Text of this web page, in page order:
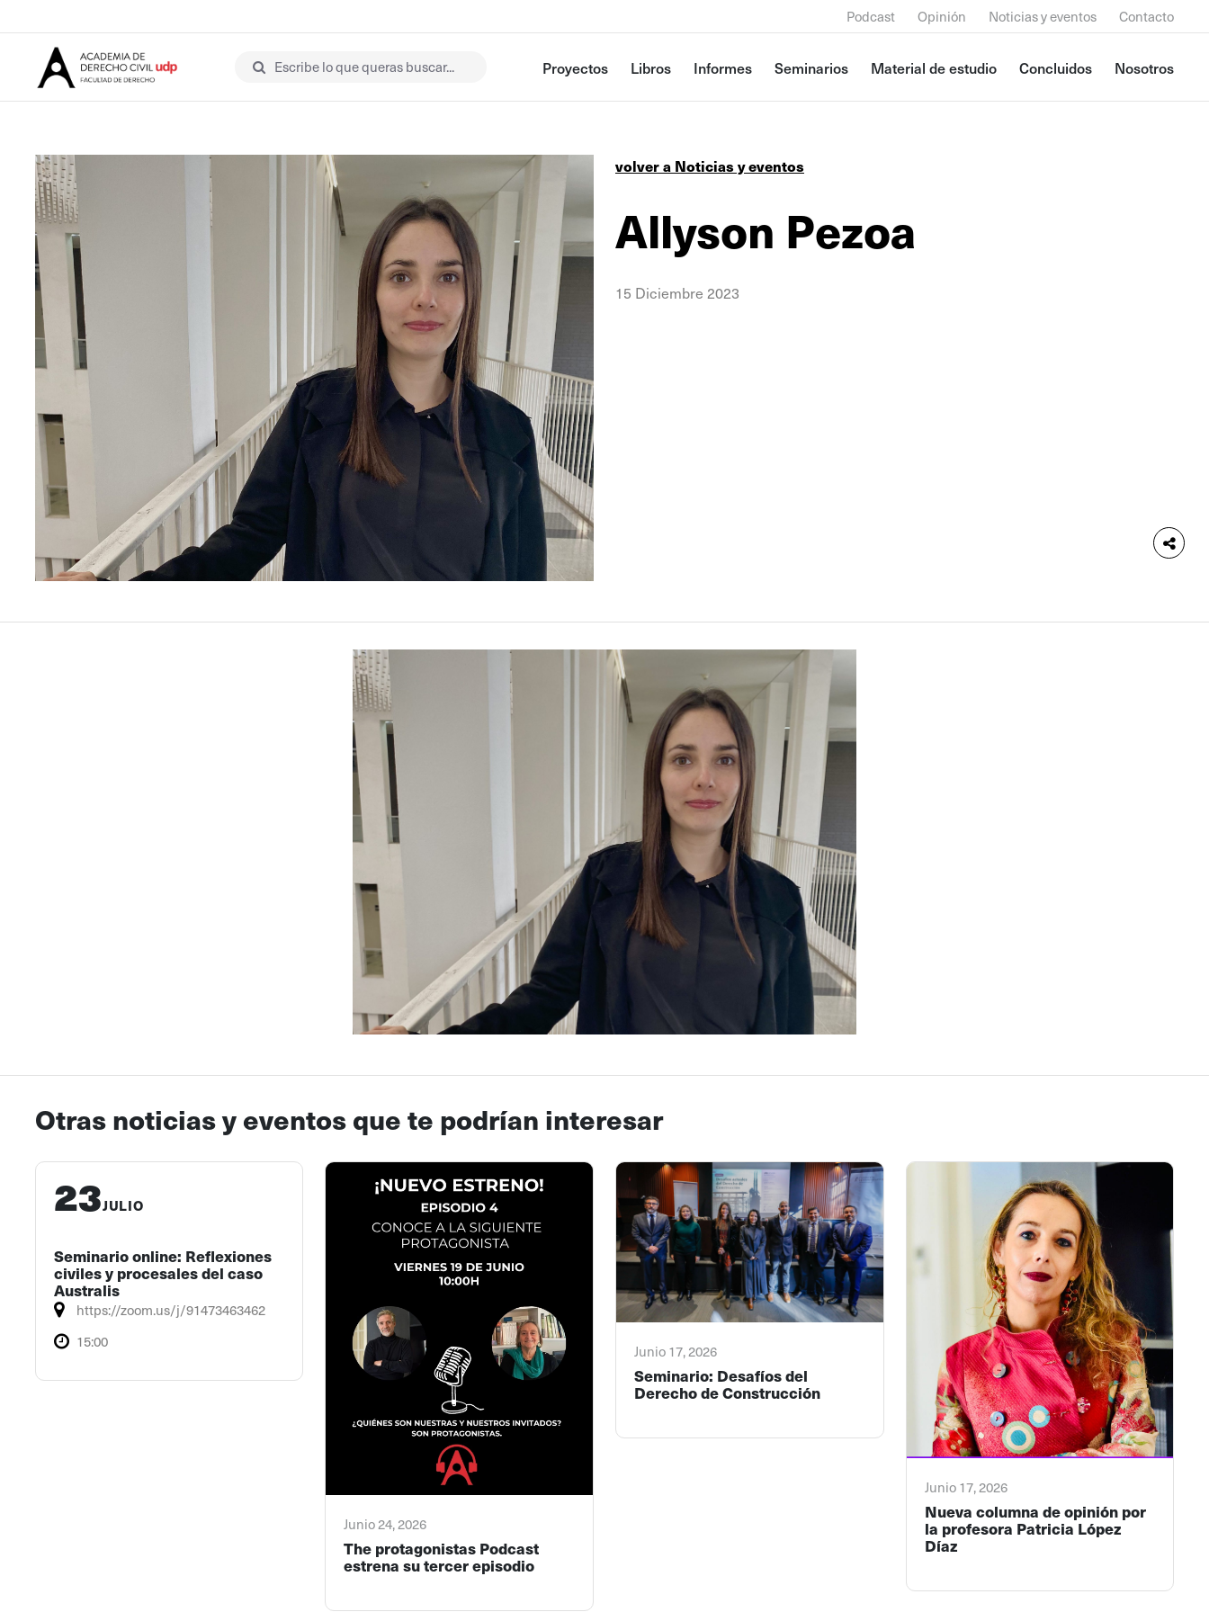
Podcast Opinión Noticias y eventos Contacto
Escribe lo que queras buscar... Proyectos Libros Informes Seminarios Material de estudio Concluidos Nosotros
volver a Noticias y eventos
Allyson Pezoa
15 Diciembre 2023
Otras noticias y eventos que te podrían interesar
23JULIO
Seminario online: Reflexiones
civiles y procesales del caso
Australis
https://zoom.us/j/91473463462
15:00
Junio 24, 2026
The protagonistas Podcast
estrena su tercer episodio
Junio 17, 2026
Seminario: Desafíos del
Derecho de Construcción
Junio 17, 2026
Nueva columna de opinión por
la profesora Patricia López
Díaz